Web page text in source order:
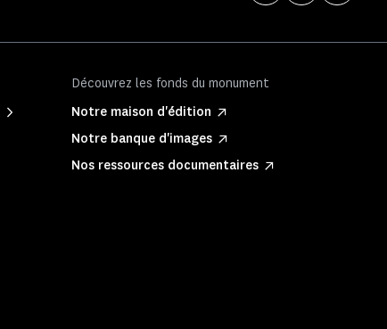
Découvrez les fonds du monument
Notre maison d'édition
Notre banque d'images
Nos ressources documentaires